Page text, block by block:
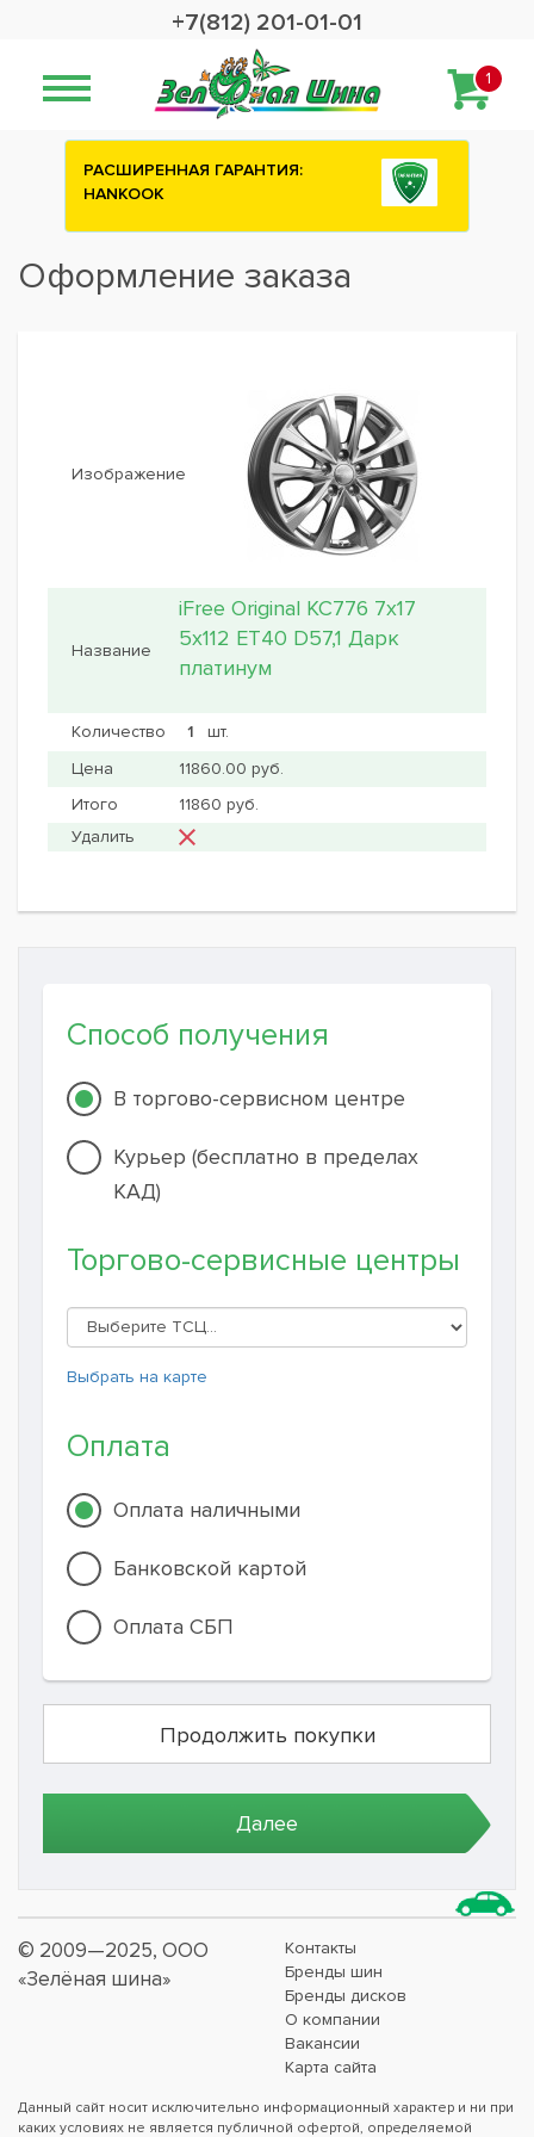
+7(812) 201-01-01
1
РАСШИРЕННАЯ ГАРАНТИЯ:
HANKOOK
Оформление заказа
iFree Original КС776 7x17
5x112 ET40 D57,1 Дарк
платинум
шт.
11860.00 руб.
11860 руб.
Способ получения
В торгово-сервисном центре
Курьер (бесплатно в пределах
КАД)
Торгово-сервисные центры
Выбрать на карте
Оплата
Оплата наличными
Банковской картой
Оплата СБП
© 2009—2025, ООО
«Зелёная шина»
Контакты
Бренды шин
Бренды дисков
О компании
Вакансии
Карта сайта
Данный сайт носит исключительно информационный характер и ни при
каких условиях не является публичной офертой, определяемой